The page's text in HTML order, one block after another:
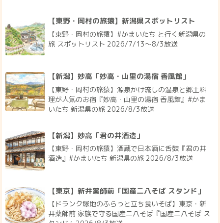
【東野・岡村の旅猿】新潟県スポットリスト
【東野・岡村の旅猿】#かまいたち と行く新潟県の
旅 スポットリスト 2026/7/13〜8/3放送
【新潟】妙高「妙高・山里の湯宿 香風館」
【東野・岡村の旅猿】源泉かけ流しの温泉と郷土料
理が人気のお宿『妙高・山里の湯宿 香風館』#かま
いたち 新潟県の旅 2026/8/3放送
【新潟】妙高「君の井酒造」
【東野・岡村の旅猿】酒蔵で日本酒に舌鼓『君の井
酒造』#かまいたち 新潟県の旅 2026/8/3放送
【東京】新井薬師前「国産二八そば スタンド」
【ドランク塚地のふらっと立ち食いそば】東京・新
井薬師前 家族で守る国産二八そば『国産二八そば ス